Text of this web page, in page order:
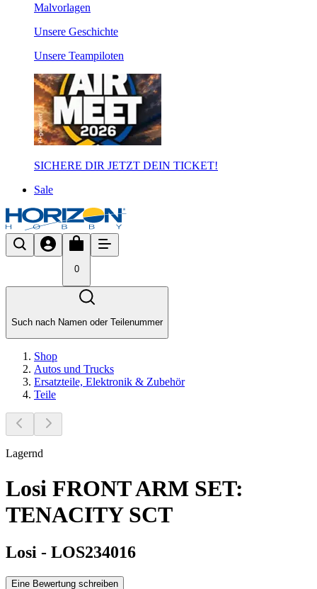
Malvorlagen
Unsere Geschichte
Unsere Teampiloten
SICHERE DIR JETZT DEIN TICKET!
Sale
0
Such nach Namen oder Teilenummer
Shop
Autos und Trucks
Ersatzteile, Elektronik & Zubehör
Teile
Lagernd
Losi FRONT ARM SET:
TENACITY SCT
Losi - LOS234016
Eine Bewertung schreiben